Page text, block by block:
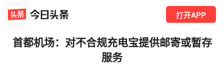
打开APP
首都机场：对不合规充电宝提供邮寄或暂存
服务